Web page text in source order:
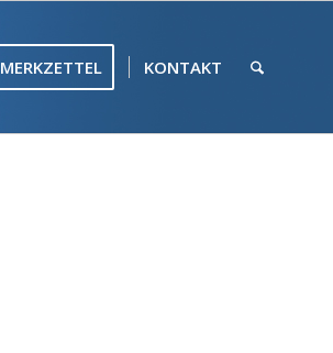
MERKZETTEL KONTAKT